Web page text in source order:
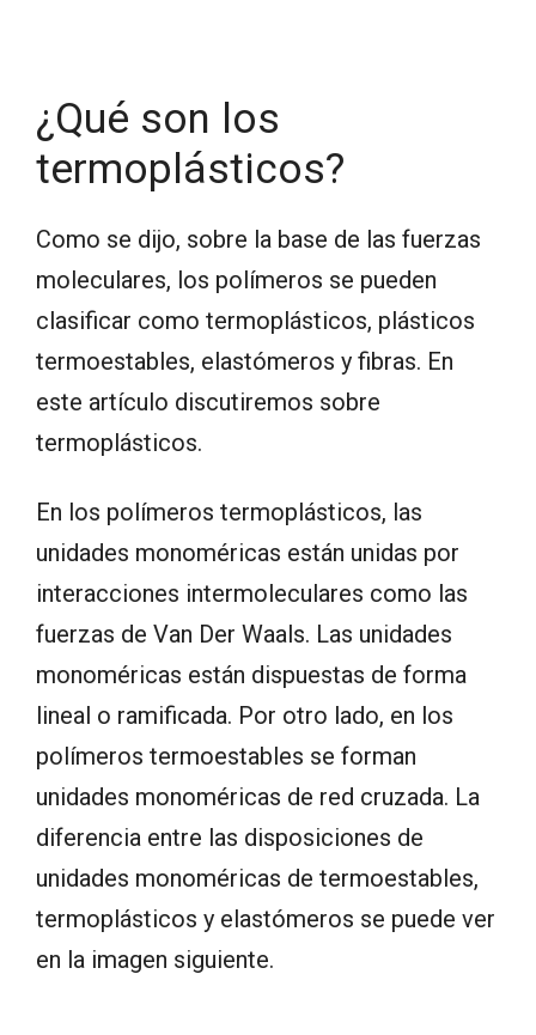
¿Qué son los
termoplásticos?
Como se dijo, sobre la base de las fuerzas
moleculares, los polímeros se pueden
clasificar como termoplásticos, plásticos
termoestables, elastómeros y fibras. En
este artículo discutiremos sobre
termoplásticos.
En los polímeros termoplásticos, las
unidades monoméricas están unidas por
interacciones intermoleculares como las
fuerzas de Van Der Waals. Las unidades
monoméricas están dispuestas de forma
lineal o ramificada. Por otro lado, en los
polímeros termoestables se forman
unidades monoméricas de red cruzada. La
diferencia entre las disposiciones de
unidades monoméricas de termoestables,
termoplásticos y elastómeros se puede ver
en la imagen siguiente.